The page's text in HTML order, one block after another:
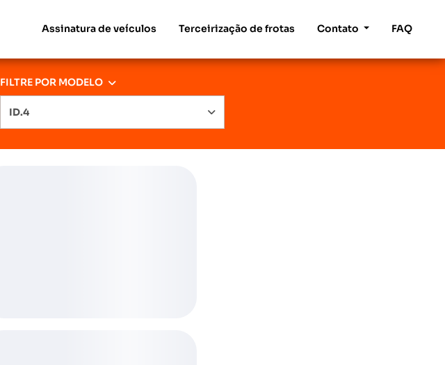
Assinatura de veículos Terceirização de frotas Contato FAQ
FILTRE POR MODELO
ID.4